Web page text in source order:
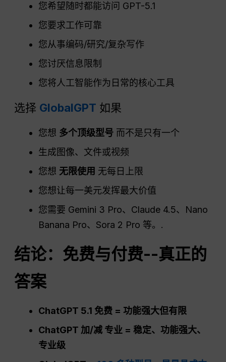
您希望随时都能访问 GPT-5.1
您要求工作可靠
您从事编码/研究/复杂写作
您讨厌信息限制
您将人工智能作为日常的核心工具
选择 GlobalGPT 如果
您想 多个顶级型号 而不是只有一个
生成图像、文件或视频
您想 无限使用 无每日上限
您想让每一美元发挥最大价值
您需要 Gemini 3 Pro、Claude 4.5、Nano
Banana Pro、Sora 2 Pro 等。.
结论：免费与付费--真正的
答案
ChatGPT 5.1 免费 = 功能强大但有限
ChatGPT 加/减 专业 = 稳定、功能强大、
专业级